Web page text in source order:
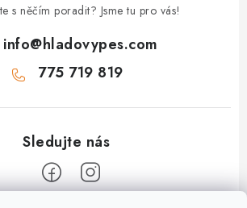
s něčím poradit? Jsme tu pro vás!
info@hladovypes.com
775 719 819